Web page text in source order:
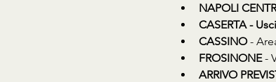
NAPOLI
CASERTA -
CASSINO -
FROSINONE -
ARRIVO